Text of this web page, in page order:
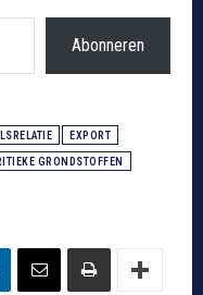
Abonneren
EXPORT
GRONDSTOFFEN